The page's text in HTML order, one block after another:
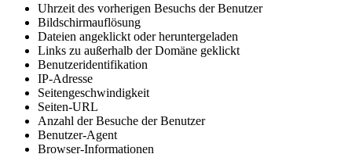
Uhrzeit des vorherigen Besuchs der Benutzer
Bildschirmauflösung
Dateien angeklickt oder heruntergeladen
Links zu außerhalb der Domäne geklickt
Benutzeridentifikation
IP-Adresse
Seitengeschwindigkeit
Seiten-URL
Anzahl der Besuche der Benutzer
Benutzer-Agent
Browser-Informationen